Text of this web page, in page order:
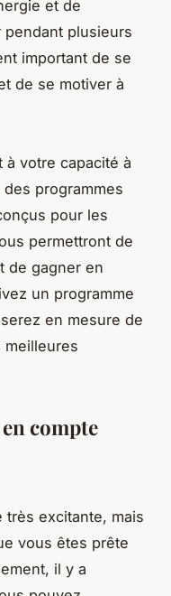
et de
plusieurs
important de se
de se motiver à
à votre capacité à
programmes
pour les
permettront de
de gagner en
un programme
en mesure de
meilleures
compte
excitante, mais
vous êtes prête
il y a